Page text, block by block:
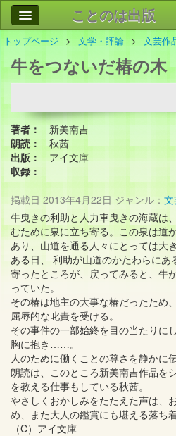
ことのは出版
作品
事業案
会社情報
トップページ 文学・評論 文芸作
牛をつないだ椿の木
著者：
新美南吉
朗読：
秋茜
出版：
アイ文庫
収録：
掲載日 2013年4月22日 ジャンル：
牛曳きの利助と人力車曳きの海蔵は
むために泉に立ち寄る。この泉は道
あり、山道を通る人々にとっては大
ある日、 利助が山道のかたわらにあ
寄ったところが、戻ってみると、牛
っていた。
その椿は地主の大事な椿だったため
屈辱的な叱責を受ける。
その事件の一部始終を目の当たりに
胸に抱き……。
人のために働くことの尊さを静かに
朗読は、このところ新美南吉作品を
を教える仕事もしている秋茜。
やさしくおかしみをたたえた声は、
め、また大人の鑑賞にも堪える落ち
（C）アイ文庫